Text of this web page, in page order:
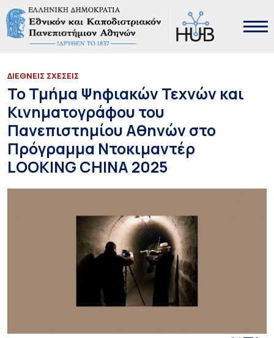
ΔΙΕΘΝΕΙΣ ΣΧΕΣΕΙΣ
Το Τμήμα Ψηφιακών Τεχνών και
Κινηματογράφου του
Πανεπιστημίου Αθηνών στο
Πρόγραμμα Ντοκιμαντέρ
LOOKING CHINA 2025